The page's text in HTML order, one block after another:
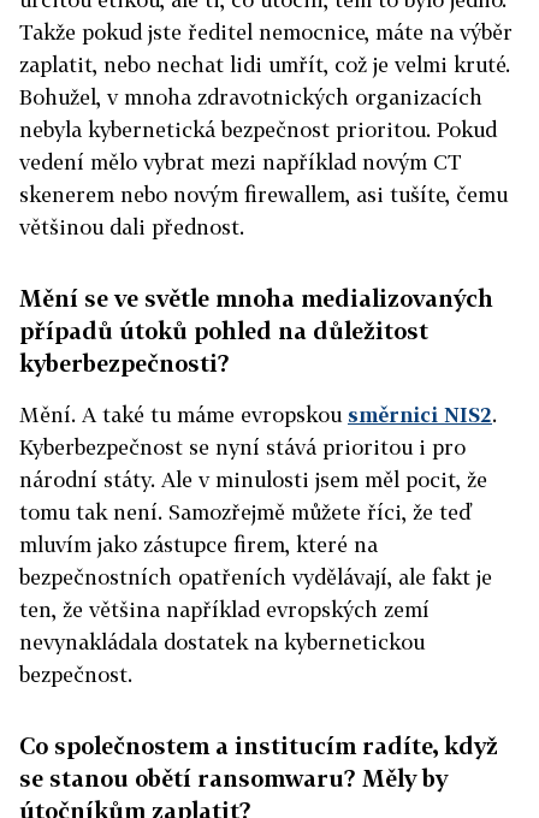
Takže pokud jste ředitel nemocnice, máte na výběr
zaplatit, nebo nechat lidi umřít, což je velmi kruté.
Bohužel, v mnoha zdravotnických organizacích
nebyla kybernetická bezpečnost prioritou. Pokud
vedení mělo vybrat mezi například novým CT
skenerem nebo novým firewallem, asi tušíte, čemu
většinou dali přednost.
Mění se ve světle mnoha medializovaných
případů útoků pohled na důležitost
kyberbezpečnosti?
Mění. A také tu máme evropskou směrnici NIS2.
Kyberbezpečnost se nyní stává prioritou i pro
národní státy. Ale v minulosti jsem měl pocit, že
tomu tak není. Samozřejmě můžete říci, že teď
mluvím jako zástupce firem, které na
bezpečnostních opatřeních vydělávají, ale fakt je
ten, že většina například evropských zemí
nevynakládala dostatek na kybernetickou
bezpečnost.
Co společnostem a institucím radíte, když
se stanou obětí ransomwaru? Měly by
útočníkům zaplatit?